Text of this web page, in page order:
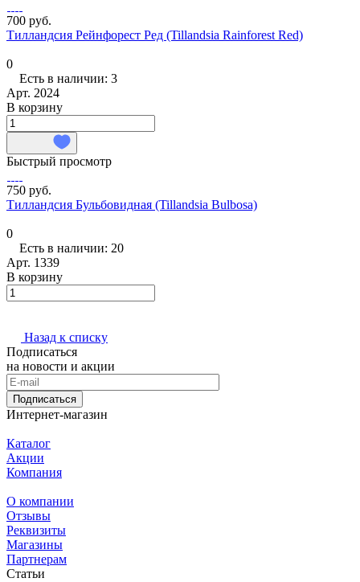
700 руб.
Тилландсия Рейнфорест Ред (Tillandsia Rainforest Red)
0
Есть в наличии: 3
Арт. 2024
В корзину
Быстрый просмотр
750 руб.
Тилландсия Бульбовидная (Tillandsia Bulbosa)
0
Есть в наличии: 20
Арт. 1339
В корзину
Назад к списку
Подписаться
на новости и акции
Подписаться
Интернет-магазин
Каталог
Акции
Компания
О компании
Отзывы
Реквизиты
Магазины
Партнерам
Статьи